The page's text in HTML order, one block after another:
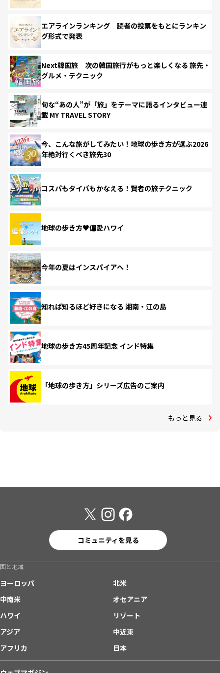
エアラインランキング 読者の投票をもとにランキン
グ形式で発表
Next韓国旅 次の韓国旅行がもっと楽しくなる 旅先・
グルメ・テクニック
旬な“あの人”が「旅」をテーマに語るインタビュー連
載 MY TRAVEL STORY
今、こんな旅がしてみたい！地球の歩き方が選ぶ2026
年絶対行くべき旅先30
コスパもタイパもかなえる！賢者の旅テクニック
地球の歩き方♥偏愛ハワイ
今年の夏はインスパイアへ！
知れば知るほど好きになる 湘南・江の島
地球の歩き方45周年記念 インド特集
「地球の歩き方」シリーズ広告のご案内
もっと見る
コミュニティを見る
国と地域
ヨーロッパ
北米
中南米
オセアニア
ハワイ
リゾート
アジア
中近東
アフリカ
日本